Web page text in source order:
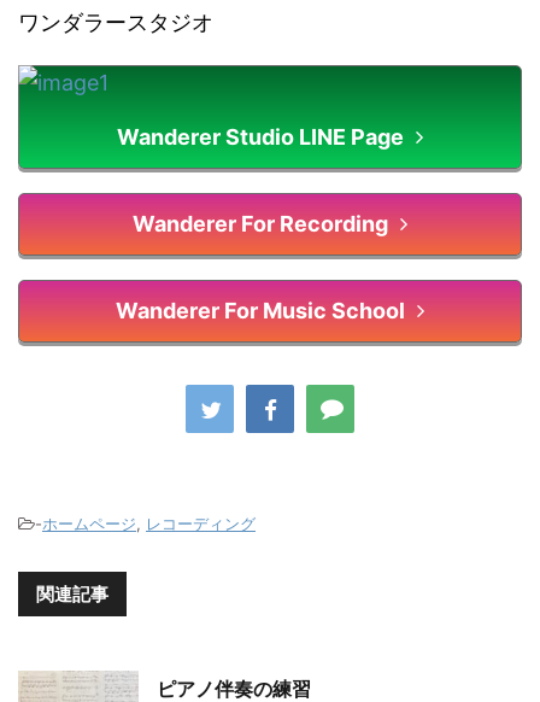
ワンダラースタジオ
Wanderer Studio LINE Page
Wanderer For Recording
Wanderer For Music School
-ホームページ, レコーディング
関連記事
ピアノ伴奏の練習